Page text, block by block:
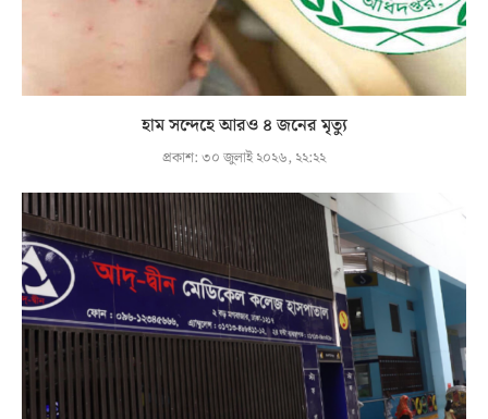
হাম সন্দেহে আরও ৪ জনের মৃত্যু
প্রকাশ:৩০ জুলাই ২০২৬, ২২:২২